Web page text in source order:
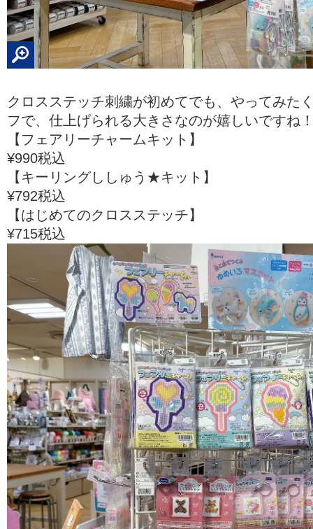
クロスステッチ刺繍が初めてでも、やってみた
フで、仕上げられる大きさなのが嬉しいですね
【フェアリーチャームキット】
¥990税込
【キーリングししゅう★キット】
¥792税込
【はじめてのクロスステッチ】
¥715税込